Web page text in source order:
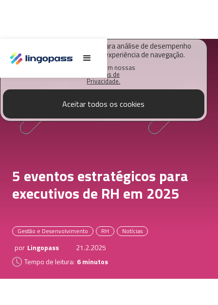
O Lingopass utiliza cookies para análise de desempenho
deste site e melhorar sua experiência de navegação.
Saiba mais em nossas
Políticas de
Privacidade.
Aceitar todos os cookies
5 eventos estratégicos para
executivos de RH em 2025
Gestão e Desenvolvimento RH Notícias
por Lingopass
21.2.2025
Tempo de leitura: 6 minutos